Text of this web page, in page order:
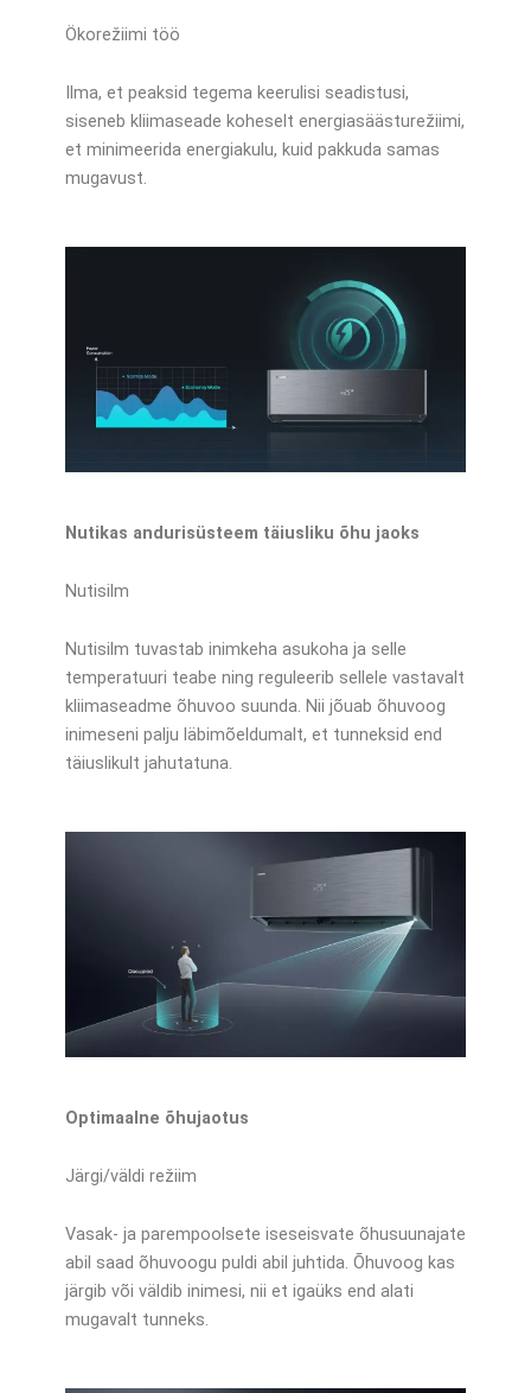
Ökorežiimi töö
Ilma, et peaksid tegema keerulisi seadistusi,
siseneb kliimaseade koheselt energiasäästurežiimi,
et minimeerida energiakulu, kuid pakkuda samas
mugavust.
Nutikas andurisüsteem täiusliku õhu jaoks
Nutisilm
Nutisilm tuvastab inimkeha asukoha ja selle
temperatuuri teabe ning reguleerib sellele vastavalt
kliimaseadme õhuvoo suunda. Nii jõuab õhuvoog
inimeseni palju läbimõeldumalt, et tunneksid end
täiuslikult jahutatuna.
Optimaalne õhujaotus
Järgi/väldi režiim
Vasak- ja parempoolsete iseseisvate õhusuunajate
abil saad õhuvoogu puldi abil juhtida. Õhuvoog kas
järgib või väldib inimesi, nii et igaüks end alati
mugavalt tunneks.